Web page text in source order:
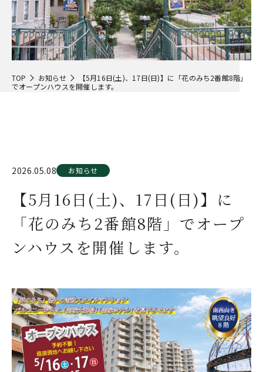
TOP お知らせ
【5月16日(土)、17日(日)】に「花のみち2番館8階」
でオープンハウスを開催します。
2026.05.08 お知らせ
【5月16日(土)、17日(日)】に
「花のみち2番館8階」でオープ
ンハウスを開催します。